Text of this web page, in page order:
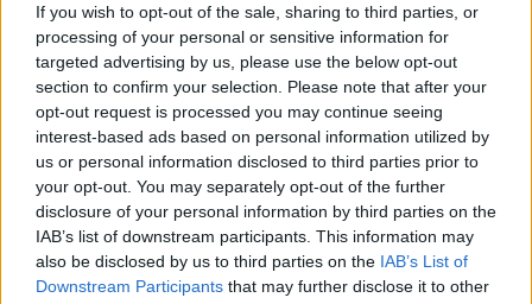
If you wish to opt-out of the sale, sharing to third parties, or
processing of your personal or sensitive information for
targeted advertising by us, please use the below opt-out
section to confirm your selection. Please note that after your
opt-out request is processed you may continue seeing
interest-based ads based on personal information utilized by
us or personal information disclosed to third parties prior to
your opt-out. You may separately opt-out of the further
disclosure of your personal information by third parties on the
IAB’s list of downstream participants. This information may
also be disclosed by us to third parties on the IAB’s List of
Downstream Participants that may further disclose it to other